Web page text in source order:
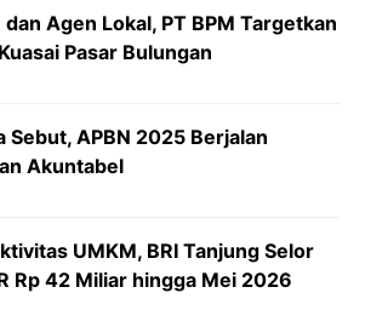
Agen Lokal, PT BPM Targetkan
Pasar Bulungan
Sebut, APBN 2025 Berjalan
Akuntabel
UMKM, BRI Tanjung Selor
Rp 42 Miliar hingga Mei 2026